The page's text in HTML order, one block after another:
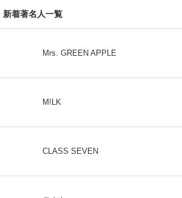
教育・子育て
新着著名人一覧